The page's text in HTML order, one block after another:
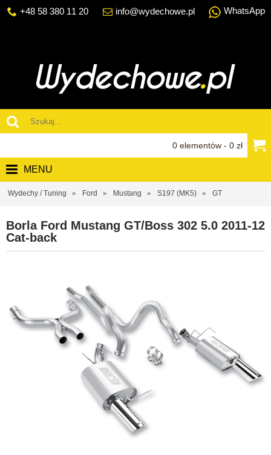
+48 58 380 11 20 info@wydechowe.pl WhatsApp
0 elementów - 0 zł
MENU
Wydechy / Tuning Ford Mustang S197 (MK5) GT
Borla Ford Mustang GT/Boss 302 5.0 2011-12
Cat-back